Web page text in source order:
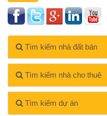
Tìm kiếm nhà đất bán
Tìm kiếm nhà cho thuê
Tìm kiếm dự án